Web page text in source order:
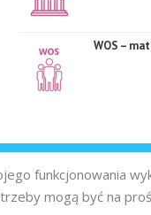
WOS –
funkcjonowania
mogą być na